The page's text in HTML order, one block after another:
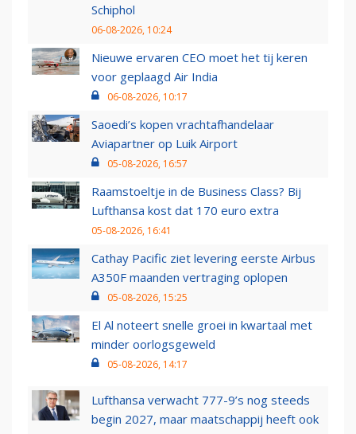
Schiphol
06-08-2026, 10:24
Nieuwe ervaren CEO moet het tij keren
voor geplaagd Air India
06-08-2026, 10:17
Saoedi’s kopen vrachtafhandelaar
Aviapartner op Luik Airport
05-08-2026, 16:57
Raamstoeltje in de Business Class? Bij
Lufthansa kost dat 170 euro extra
05-08-2026, 16:41
Cathay Pacific ziet levering eerste Airbus
A350F maanden vertraging oplopen
05-08-2026, 15:25
El Al noteert snelle groei in kwartaal met
minder oorlogsgeweld
05-08-2026, 14:17
Lufthansa verwacht 777-9’s nog steeds
begin 2027, maar maatschappij heeft ook